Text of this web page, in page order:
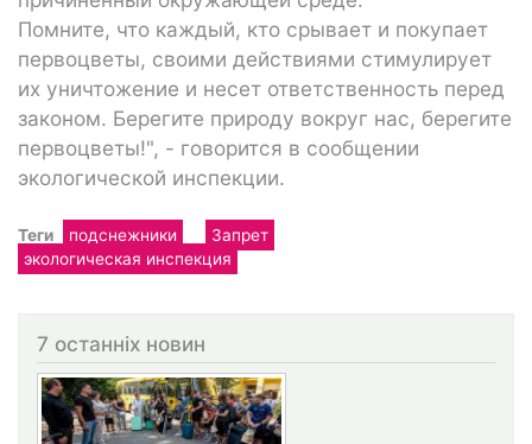
Помните, что каждый, кто срывает и покупает
первоцветы, своими действиями стимулирует
их уничтожение и несет ответственность перед
законом. Берегите природу вокруг нас, берегите
первоцветы!", - говорится в сообщении
экологической инспекции.
Теги подснежники
Запрет
экологическая инспекция
7 останніх новин